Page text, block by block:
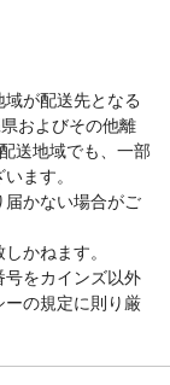
が配送先となる
およびその他離
送地域でも、一部
ます。
届かない場合がご
かねます。
号をカインズ以外
ーの規定に則り厳